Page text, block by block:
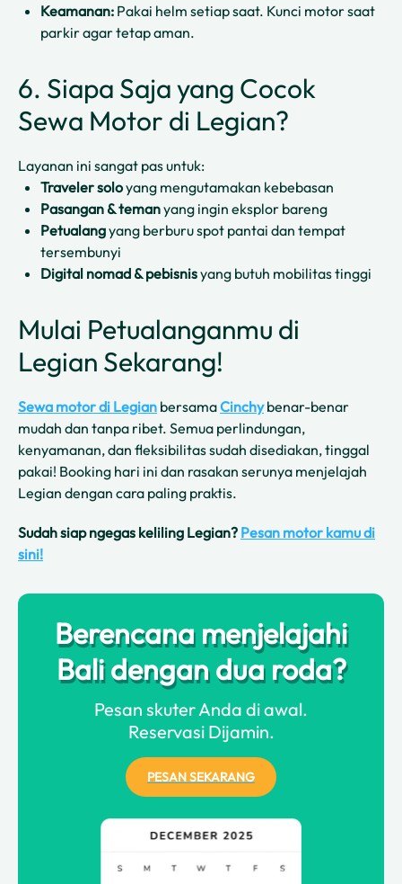
Keamanan: Pakai helm setiap saat. Kunci motor saat
parkir agar tetap aman.
6. Siapa Saja yang Cocok
Sewa Motor di Legian?
Layanan ini sangat pas untuk:
Traveler soloyang mengutamakan kebebasan
Pasangan & temanyang ingin eksplor bareng
Petualangyang berburu spot pantai dan tempat
tersembunyi
Digital nomad & pebisnisyang butuh mobilitas tinggi
Mulai Petualanganmu di
Legian Sekarang!
Sewa motor di Legian bersamaCinchybenar-benar
mudah dan tanpa ribet. Semua perlindungan,
kenyamanan, dan fleksibilitas sudah disediakan, tinggal
pakai! Booking hari ini dan rasakan serunya menjelajah
Legian dengan cara paling praktis.
Sudah siap ngegas keliling Legian? Pesan motor kamu di
sini!
Berencana menjelajahi
Bali dengan dua roda?
Pesan skuter Anda di awal.
Reservasi Dijamin.
PESAN SEKARANG